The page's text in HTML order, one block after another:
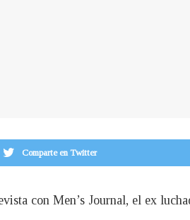
Comparte en Twitter
con Men’s Journal, el ex